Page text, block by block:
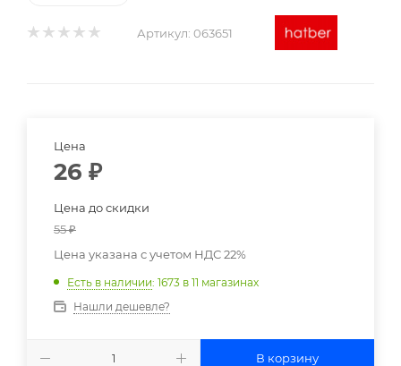
Артикул: 063651
Цена
26 ₽
Цена до скидки
55₽
Цена указана с учетом НДС 22%
Есть в наличии: 1673 в 11 магазинах
Нашли дешевле?
В корзину